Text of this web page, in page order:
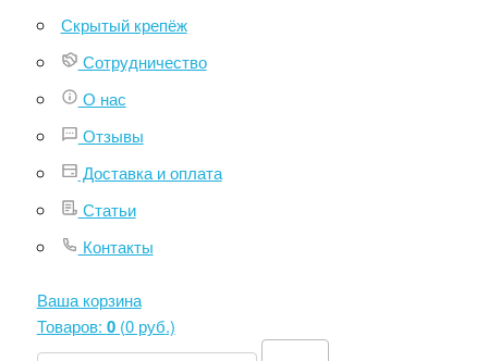
Скрытый крепёж
Сотрудничество
О нас
Отзывы
Доставка и оплата
Статьи
Контакты
Ваша корзина
Товаров: 0(0 руб.)